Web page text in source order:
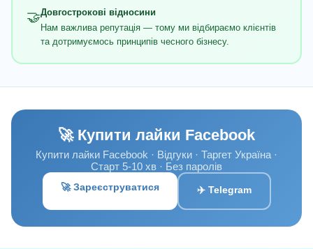
🤝Довгострокові відносини
Нам важлива репутація — тому ми відбираємо клієнтів
та дотримуємось принципів чесного бізнесу.
🚀 Купити лайки Facebook
Купити лайки Facebook · Відгуки · Таргет Україна ·
Старт 5-10 хв · Без паролів
🚀 Зареєструватися ✈️ Telegram